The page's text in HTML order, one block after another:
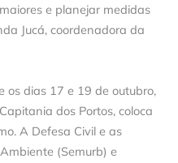
e planejar medidas
Jucá, coordenadora da
os dias 17 e 19 de outubro,
dos Portos, coloca
A Defesa Civil e as
(Semurb) e